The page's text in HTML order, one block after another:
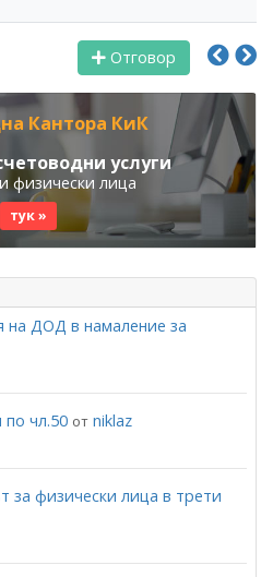
Отговор
Кантора КиК
услуги
физически лица
тук »
на ДОД в намаление за
по чл.50 от niklaz
за физически лица в трети